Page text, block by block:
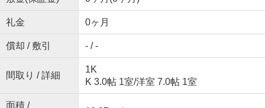
礼金 0ヶ月
償却 / 敷引 - / -
間取り / 詳細
1K
K 3.0帖 1室/洋室 7.0帖 1室
面積 /